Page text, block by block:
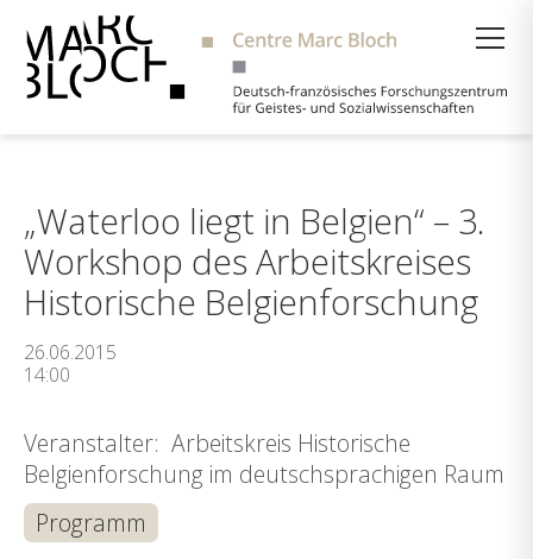
„Waterloo liegt in Belgien“ – 3.
Workshop des Arbeitskreises
Historische Belgienforschung
26.06.2015
14:00
Veranstalter: Arbeitskreis Historische
Belgienforschung im deutschsprachigen Raum
Programm